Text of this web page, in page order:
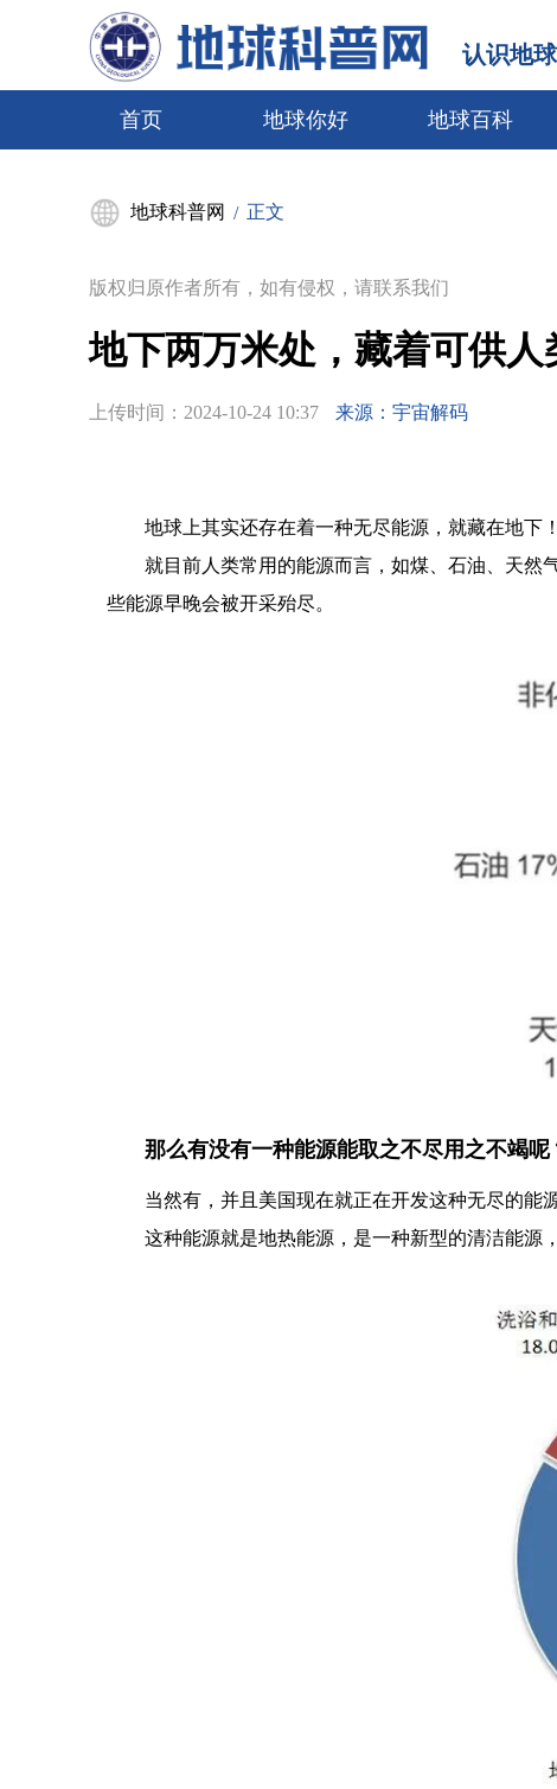
认识地
首页 地球你好 地球百科
地球科普网 / 正文
版权归原作者所有，如有侵权，请联系我们
地下两万米处，藏着可供人
上传时间： 2024-10-24 10:37 来源：宇宙解码
地球上其实还存在着一种无尽能源，就藏在地下
就目前人类常用的能源而言，如煤、石油、天然
些能源早晚会被开采殆尽。
那么有没有一种能源能取之不尽用之不竭呢
当然有，并且美国现在就正在开发这种无尽的能
这种能源就是地热能源，是一种新型的清洁能源